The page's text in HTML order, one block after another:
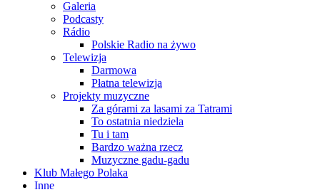
Galeria
Podcasty
Rádio
Polskie Radio na żywo
Telewizja
Darmowa
Płatna telewizja
Projekty muzyczne
Za górami za lasami za Tatrami
To ostatnia niedziela
Tu i tam
Bardzo ważna rzecz
Muzyczne gadu-gadu
Klub Małego Polaka
Inne